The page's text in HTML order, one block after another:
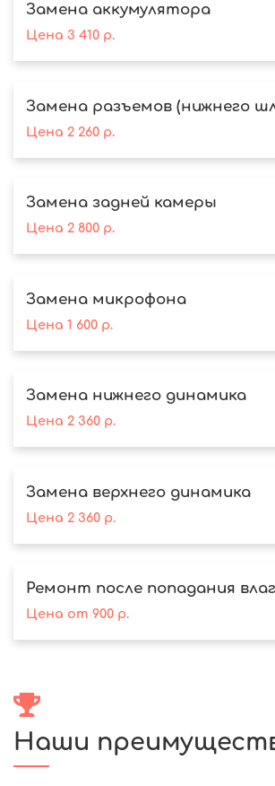
Замена аккумулятора
Цена 3 410р.
Замена разъемов (нижнего
Цена 2 260р.
Замена задней камеры
Цена 2 800р.
Замена микрофона
Цена 1 600р.
Замена нижнего динамика
Цена 2 360р.
Замена верхнего динамика
Цена 2 360р.
Ремонт после попадания
Цена от 900р.
Наши